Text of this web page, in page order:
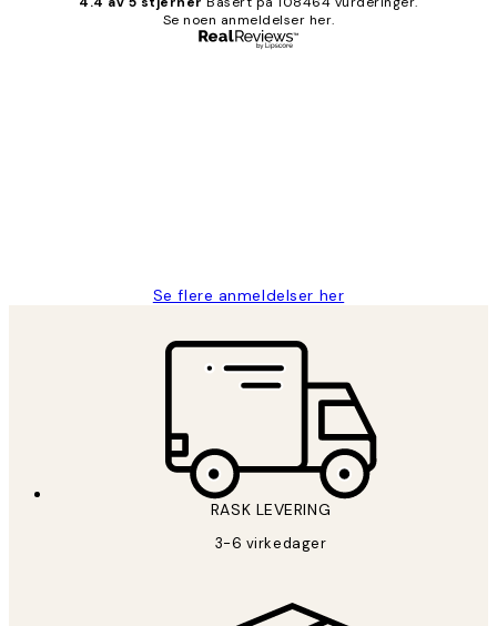
Se noen anmeldelser her.
Se flere anmeldelser her
RASK LEVERING
3-6 virkedager